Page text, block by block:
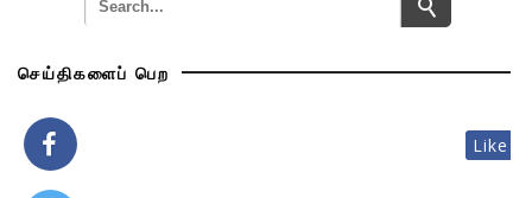
செய்திகளைப் பெற
Like